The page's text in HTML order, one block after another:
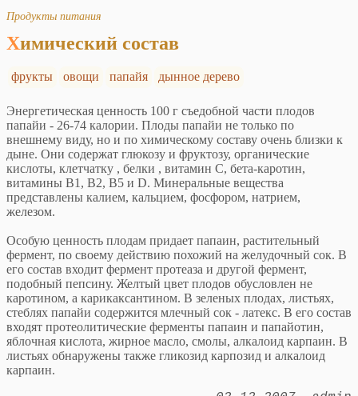
Продукты питания
Химический состав
фрукты овощи папайя дынное дерево
Энергетическая ценность 100 г съедобной части плодов
папайи - 26-74 калории. Плоды папайи не только по
внешнему виду, но и по химическому составу очень близки к
дыне. Они содержат глюкозу и фруктозу, органические
кислоты, клетчатку , белки , витамин С, бета-каротин,
витамины В1, В2, В5 и D. Минеральные вещества
представлены калием, кальцием, фосфором, натрием,
железом.
Особую ценность плодам придает папаин, растительный
фермент, по своему действию похожий на желудочный сок. В
его состав входит фермент протеаза и другой фермент,
подобный пепсину. Желтый цвет плодов обусловлен не
каротином, а карикаксантином. В зеленых плодах, листьях,
стеблях папайи содержится млечный сок - латекс. В его состав
входят протеолитические ферменты папаин и папайотин,
яблочная кислота, жирное масло, смолы, алкалоид карпаин. В
листьях обнаружены также гликозид карпозид и алкалоид
карпаин.